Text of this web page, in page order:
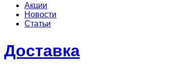
Акции
Новости
Статьи
Доставка